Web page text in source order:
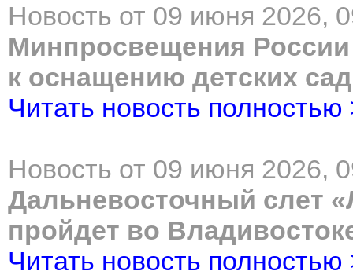
Новость от 09 июня 2026,
Минпросвещения
к оснащению детских
Читать новость полностью
Новость от 09 июня 2026,
Дальневосточный слет
пройдет во
Читать новость полностью